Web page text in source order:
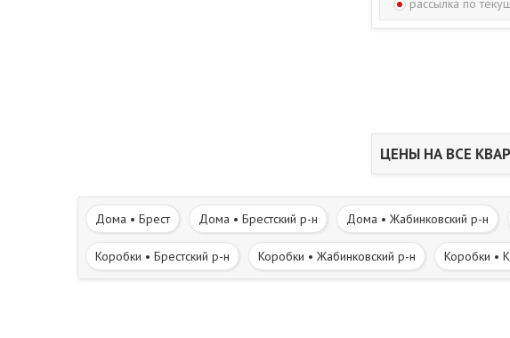
ЦЕНЫ НА ВСЕ
Дома • Брест Дома • Брестский р-н Дома • Жабинковский р-н
Коробки • Брестский р-н Коробки • Жабинковский р-н Коробки •